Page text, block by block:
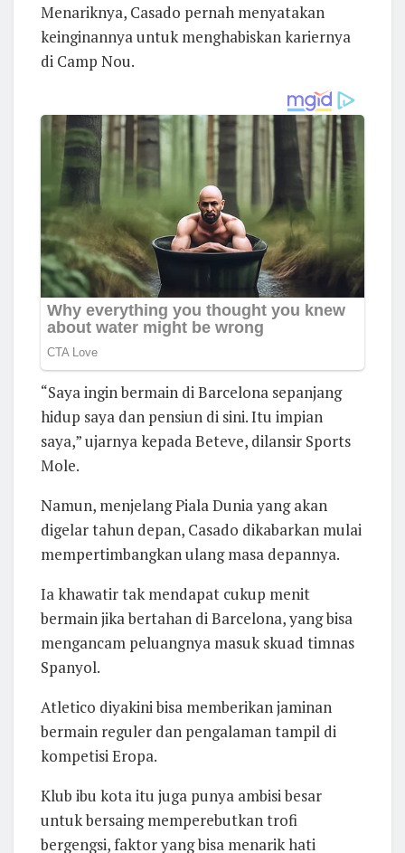
Menariknya, Casado pernah menyatakan
keinginannya untuk menghabiskan kariernya
di Camp Nou.
“Saya ingin bermain di Barcelona sepanjang
hidup saya dan pensiun di sini. Itu impian
saya,” ujarnya kepada Beteve, dilansir Sports
Mole.
Namun, menjelang Piala Dunia yang akan
digelar tahun depan, Casado dikabarkan mulai
mempertimbangkan ulang masa depannya.
Ia khawatir tak mendapat cukup menit
bermain jika bertahan di Barcelona, yang bisa
mengancam peluangnya masuk skuad timnas
Spanyol.
Atletico diyakini bisa memberikan jaminan
bermain reguler dan pengalaman tampil di
kompetisi Eropa.
Klub ibu kota itu juga punya ambisi besar
untuk bersaing memperebutkan trofi
bergengsi, faktor yang bisa menarik hati